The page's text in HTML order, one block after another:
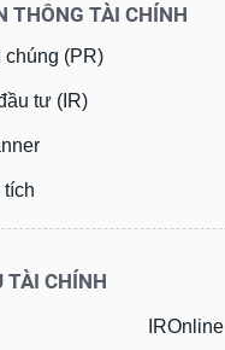
THÔNG TÀI CHÍNH
chúng (PR)
tư (IR)
tích
TÀI CHÍNH
IROnline